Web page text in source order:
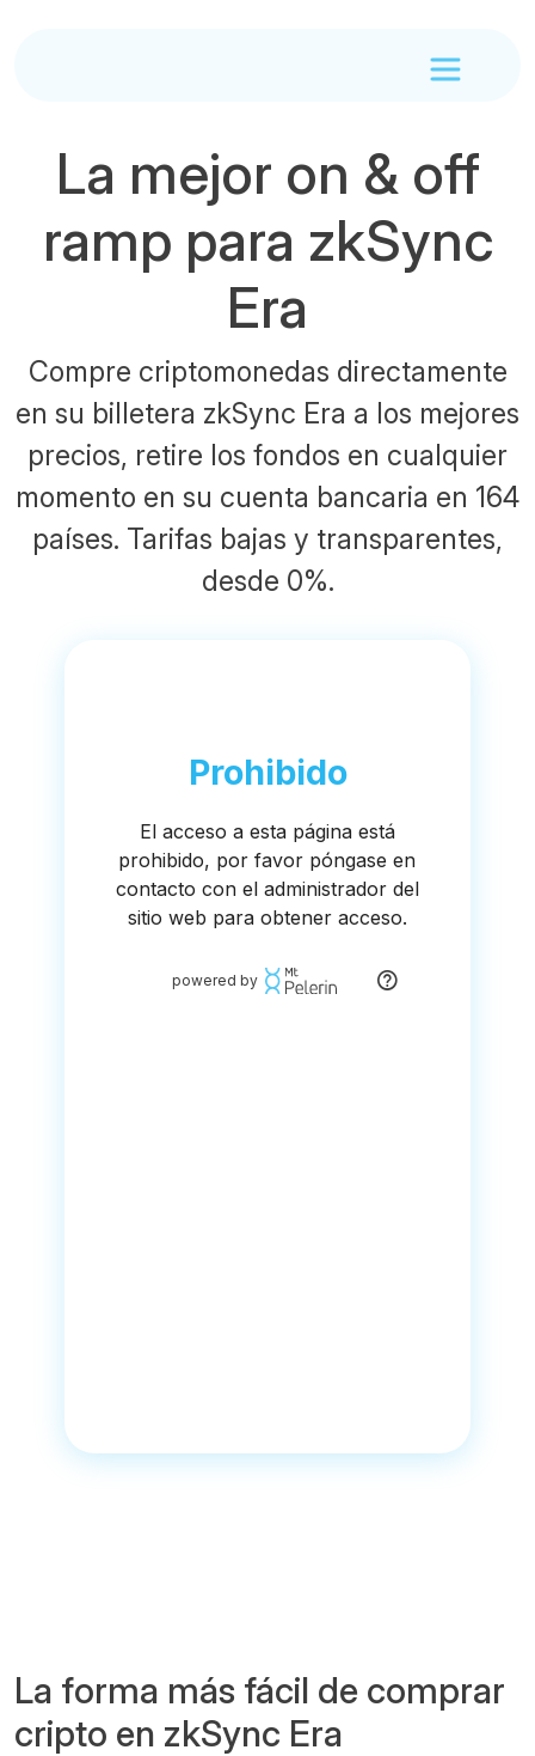
La mejor on & off
ramp para zkSync
Era
Compre criptomonedas directamente
en su billetera zkSync Era a los mejores
precios, retire los fondos en cualquier
momento en su cuenta bancaria en 164
países. Tarifas bajas y transparentes,
desde 0%.
La forma más fácil de comprar
cripto en zkSync Era